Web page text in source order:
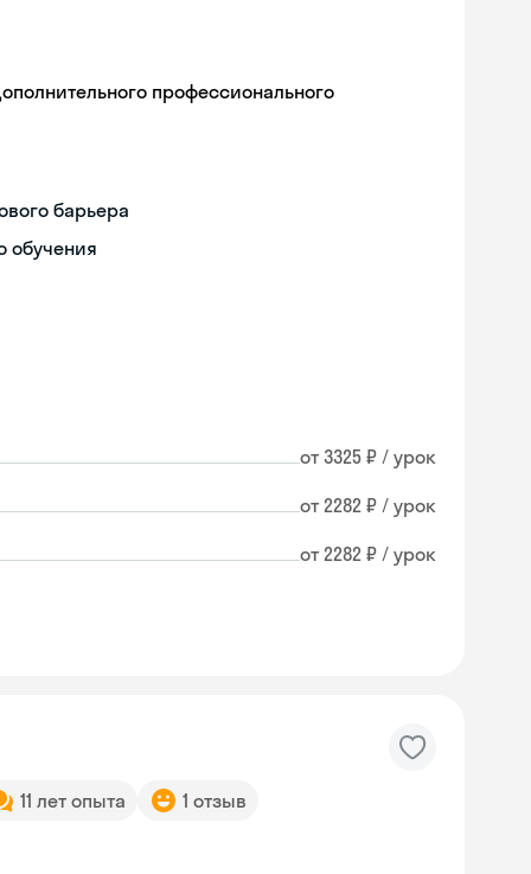
профессионального
барьера
обучения
от 3325 ₽ / урок
от 2282 ₽ / урок
от 2282 ₽ / урок
11 лет опыта 1 отзыв